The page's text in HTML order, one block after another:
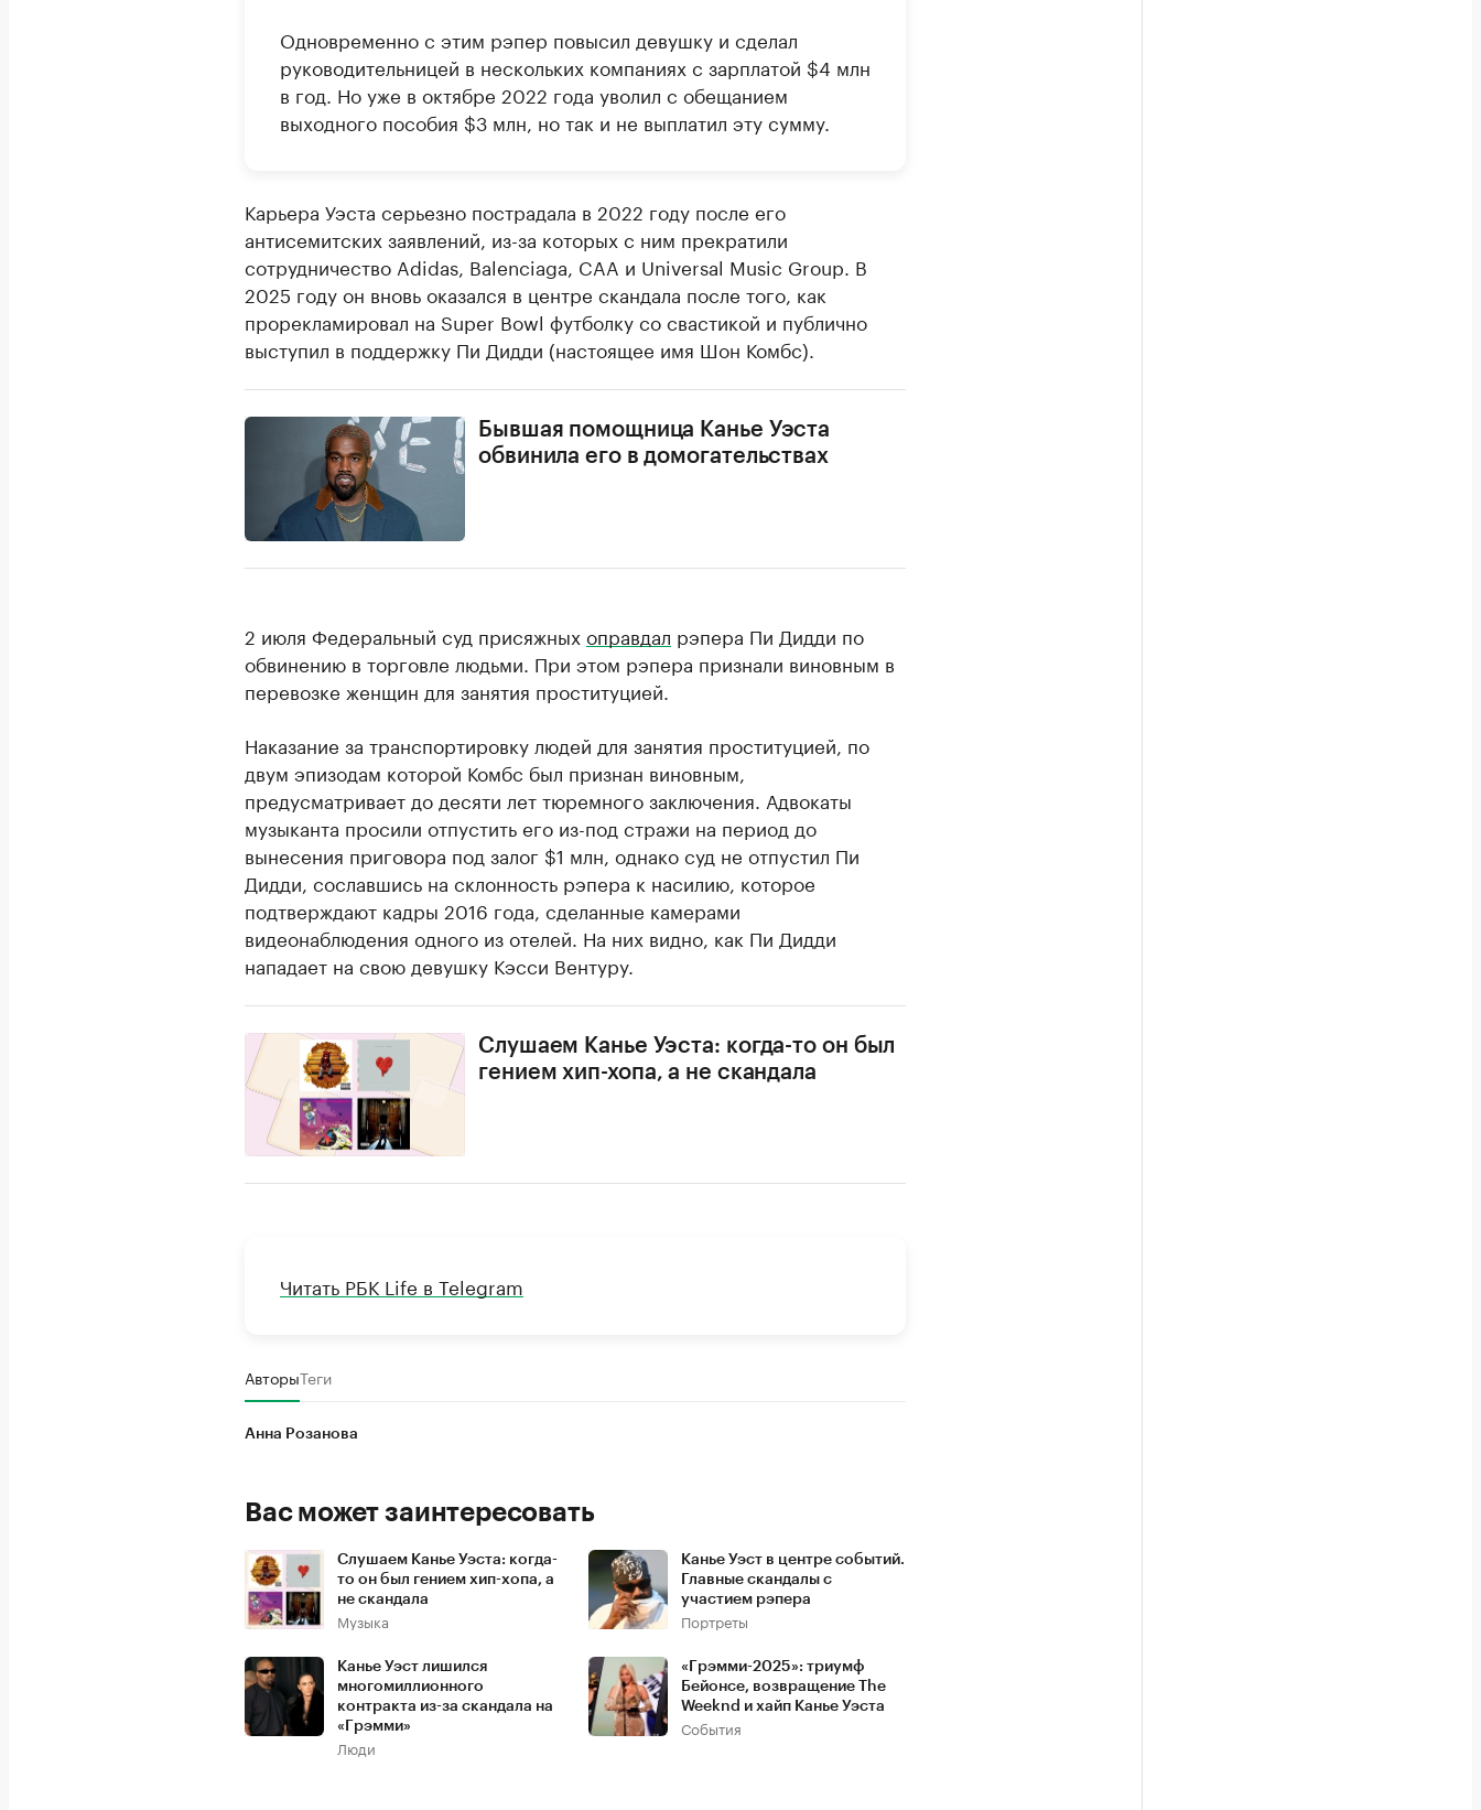
Одновременно с этим рэпер повысил девушку и сделал
руководительницей в нескольких компаниях с зарплатой $4 млн
в год. Но уже в октябре 2022 года уволил с обещанием
выходного пособия $3 млн, но так и не выплатил эту сумму.
Карьера Уэста серьезно пострадала в 2022 году после его
антисемитских заявлений, из-за которых с ним прекратили
сотрудничество Adidas, Balenciaga, CAA и Universal Music Group. В
2025 году он вновь оказался в центре скандала после того, как
прорекламировал на Super Bowl футболку со свастикой и публично
выступил в поддержку Пи Дидди (настоящее имя Шон Комбс).
Бывшая помощница Канье Уэста
обвинила его в домогательствах
2 июля Федеральный суд присяжных оправдал рэпера Пи Дидди по
обвинению в торговле людьми. При этом рэпера признали виновным в
перевозке женщин для занятия проституцией.
Наказание за транспортировку людей для занятия проституцией, по
двум эпизодам которой Комбс был признан виновным,
предусматривает до десяти лет тюремного заключения. Адвокаты
музыканта просили отпустить его из-под стражи на период до
вынесения приговора под залог $1 млн, однако суд не отпустил Пи
Дидди, сославшись на склонность рэпера к насилию, которое
подтверждают кадры 2016 года, сделанные камерами
видеонаблюдения одного из отелей. На них видно, как Пи Дидди
нападает на свою девушку Кэсси Вентуру.
Слушаем Канье Уэста: когда-то он был
гением хип-хопа, а не скандала
Читать РБК Life в Telegram
АвторыТеги
Анна Розанова
Вас может заинтересовать
Слушаем Канье Уэста: когда-
то он был гением хип-хопа, а
не скандала
Музыка
Канье Уэст в центре событий.
Главные скандалы с
участием рэпера
Портреты
Канье Уэст лишился
многомиллионного
контракта из-за скандала на
«Грэмми»
Люди
«Грэмми-2025»: триумф
Бейонсе, возвращение The
Weeknd и хайп Канье Уэста
События